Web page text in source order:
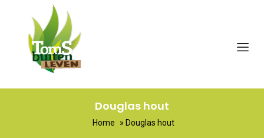
Douglas hout
Home » Douglas hout